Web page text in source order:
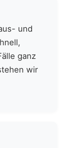
und
ganz
wir